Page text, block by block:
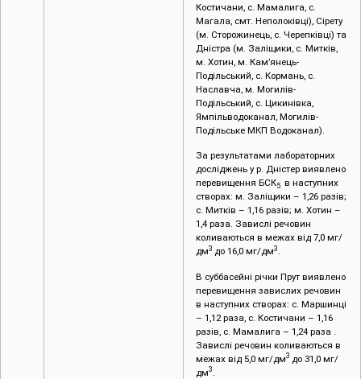
Костичани, с. Мамалига, с.
Магала, смт. Неполоківці), Сірету
(м. Сторожинець, с. Черепківці) та
Дністра (м. Заліщики, с. Митків,
м. Хотин, м. Кам’янець-
Подільський, с. Кормань, с.
Наславча, м. Могилів-
Подільський, с. Цикинівка,
Ямпільводоканал, Могилів-
Подільське МКП Водоканал).
За результатами лабораторних
досліджень у р. Дністер виявлено
перевищення БСК5 в наступних
створах: м. Заліщики – 1,26 разів;
с. Митків – 1,16 разів; м. Хотин –
1,4 раза. Завислі речовин
коливаються в межах від 7,0 мг/
дм3 до 16,0 мг/дм3 .
В суббасейні річки Прут виявлено
перевищення завислих речовин
в наступних створах: с. Маршинці
– 1,12 раза, с. Костичани – 1,16
разів, с. Мамалига – 1,24 раза .
Завислі речовин коливаються в
межах від 5,0 мг/дм3 до 31,0 мг/
дм3